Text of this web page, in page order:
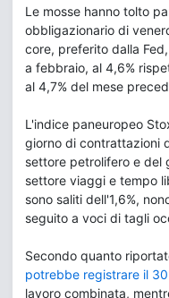
Le mosse hanno tolto
obbligazionario di
core, preferito dalla
a febbraio, al 4,6%
al 4,7% del mese
L'indice paneuropeo
giorno di contrattazioni
settore petrolifero e del
settore viaggi e tempo
sono saliti dell'1,6%,
seguito a voci di tagli
Secondo quanto
potrebbe registrare il
lavoro combinata,